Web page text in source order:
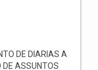
DE DIARIAS A
DE ASSUNTOS